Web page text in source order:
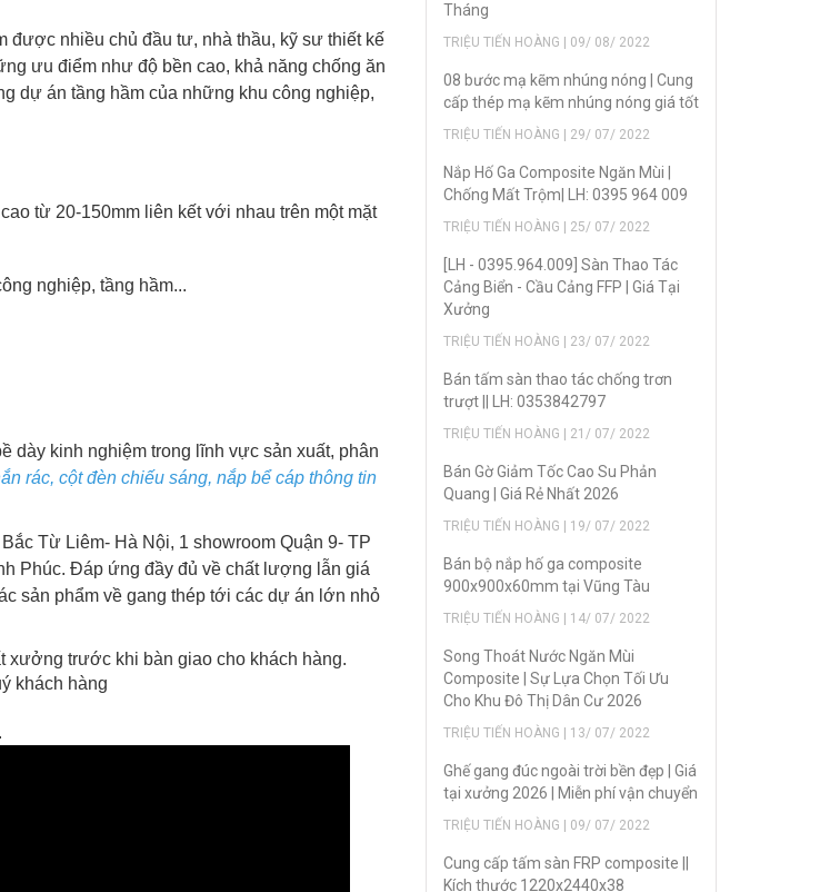
được nhiều chủ đầu tư, nhà thầu, kỹ sư thiết kế
ưu điểm như độ bền cao, khả năng chống ăn
dự án tầng hầm của những khu công nghiệp,
từ 20-150mm liên kết với nhau trên một mặt
nghiệp, tầng hầm...
kinh nghiệm trong lĩnh vực sản xuất, phân
rác, cột đèn chiếu sáng, nắp bể cáp thông tin
Từ Liêm- Hà Nội, 1 showroom Quận 9- TP
Phúc. Đáp ứng đầy đủ về chất lượng lẫn giá
sản phẩm về gang thép tới các dự án lớn nhỏ
xưởng trước khi bàn giao cho khách hàng.
khách hàng
Tháng
TRIỆU TIẾN HOÀNG | 09/ 08/ 2022
08 bước mạ kẽm nhúng nóng | Cung
cấp thép mạ kẽm nhúng nóng giá tốt
TRIỆU TIẾN HOÀNG | 29/ 07/ 2022
Nắp Hố Ga Composite Ngăn Mùi |
Chống Mất Trộm| LH: 0395 964 009
TRIỆU TIẾN HOÀNG | 25/ 07/ 2022
[LH - 0395.964.009] Sàn Thao Tác
Cảng Biển - Cầu Cảng FFP | Giá Tại
Xưởng
TRIỆU TIẾN HOÀNG | 23/ 07/ 2022
Bán tấm sàn thao tác chống trơn
trượt || LH: 0353842797
TRIỆU TIẾN HOÀNG | 21/ 07/ 2022
Bán Gờ Giảm Tốc Cao Su Phản
Quang | Giá Rẻ Nhất 2026
TRIỆU TIẾN HOÀNG | 19/ 07/ 2022
Bán bộ nắp hố ga composite
900x900x60mm tại Vũng Tàu
TRIỆU TIẾN HOÀNG | 14/ 07/ 2022
Song Thoát Nước Ngăn Mùi
Composite | Sự Lựa Chọn Tối Ưu
Cho Khu Đô Thị Dân Cư 2026
TRIỆU TIẾN HOÀNG | 13/ 07/ 2022
Ghế gang đúc ngoài trời bền đẹp | Giá
tại xưởng 2026 | Miễn phí vận chuyển
TRIỆU TIẾN HOÀNG | 09/ 07/ 2022
Cung cấp tấm sàn FRP composite ||
Kích thước 1220x2440x38